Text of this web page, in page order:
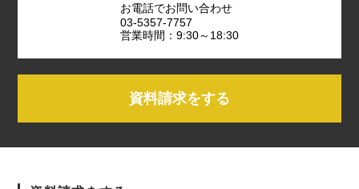
お電話でお問い合わせ
03-5357-7757
営業時間：9:30～18:30
資料請求をする